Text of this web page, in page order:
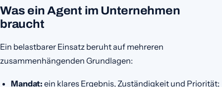
Was ein Agent im Unternehmen
braucht
Ein belastbarer Einsatz beruht auf mehreren
zusammenhängenden Grundlagen:
Mandat: ein klares Ergebnis, Zuständigkeit und Priorität;